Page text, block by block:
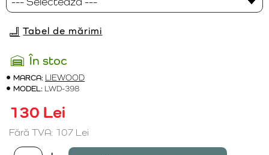
În stoc
MARCA: LIEWOOD
MODEL: LWD-398
130 Lei
Fără TVA: 107 Lei
Tabel de mărimi